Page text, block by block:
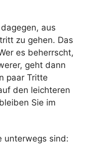
aus
zu gehen. Das
es beherrscht,
geht dann
paar Tritte
den leichteren
Sie im
unterwegs sind: